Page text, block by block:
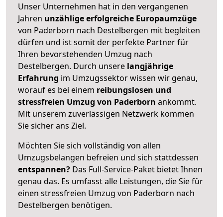
Unser Unternehmen hat in den vergangenen
Jahren unzählige erfolgreiche Europaumzüge
von Paderborn nach Destelbergen mit begleiten
dürfen und ist somit der perfekte Partner für
Ihren bevorstehenden Umzug nach
Destelbergen. Durch unsere langjährige
Erfahrung im Umzugssektor wissen wir genau,
worauf es bei einem reibungslosen und
stressfreien Umzug von Paderborn ankommt.
Mit unserem zuverlässigen Netzwerk kommen
Sie sicher ans Ziel.
Möchten Sie sich vollständig von allen
Umzugsbelangen befreien und sich stattdessen
entspannen? Das Full-Service-Paket bietet Ihnen
genau das. Es umfasst alle Leistungen, die Sie für
einen stressfreien Umzug von Paderborn nach
Destelbergen benötigen.